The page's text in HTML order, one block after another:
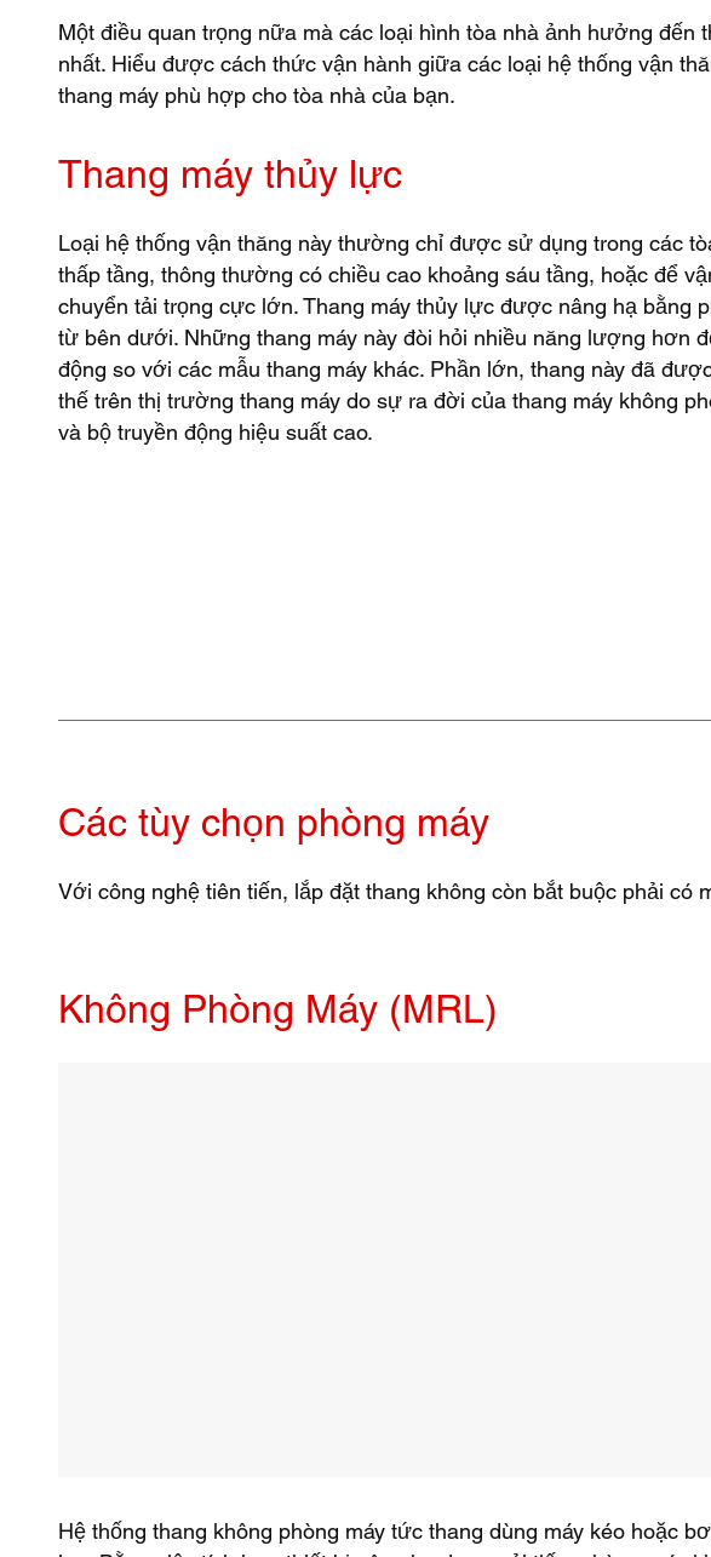
Một điều quan trọng nữa mà các loại hình tòa nhà ảnh hưởng
nhất. Hiểu được cách thức vận hành giữa các loại hệ thống vận
thang máy phù hợp cho tòa nhà của bạn.
Thang máy thủy lực
Loại hệ thống vận thăng này thường chỉ được sử dụng trong các
thấp tầng, thông thường có chiều cao khoảng sáu tầng, hoặc để
chuyển tải trọng cực lớn. Thang máy thủy lực được nâng hạ bằng
từ bên dưới. Những thang máy này đòi hỏi nhiều năng lượng hơn
động so với các mẫu thang máy khác. Phần lớn, thang này đã
thế trên thị trường thang máy do sự ra đời của thang máy không
và bộ truyền động hiệu suất cao.
Các tùy chọn phòng máy
Với công nghệ tiên tiến, lắp đặt thang không còn bắt buộc phải có
Không Phòng Máy (MRL)
Hệ thống thang không phòng máy tức thang dùng máy kéo hoặc